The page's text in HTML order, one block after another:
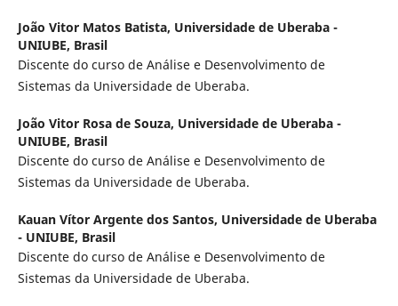
João Vitor Matos Batista, Universidade de Uberaba -
UNIUBE, Brasil
Discente do curso de Análise e Desenvolvimento de
Sistemas da Universidade de Uberaba.
João Vitor Rosa de Souza, Universidade de Uberaba -
UNIUBE, Brasil
Discente do curso de Análise e Desenvolvimento de
Sistemas da Universidade de Uberaba.
Kauan Vítor Argente dos Santos, Universidade de Uberaba
- UNIUBE, Brasil
Discente do curso de Análise e Desenvolvimento de
Sistemas da Universidade de Uberaba.